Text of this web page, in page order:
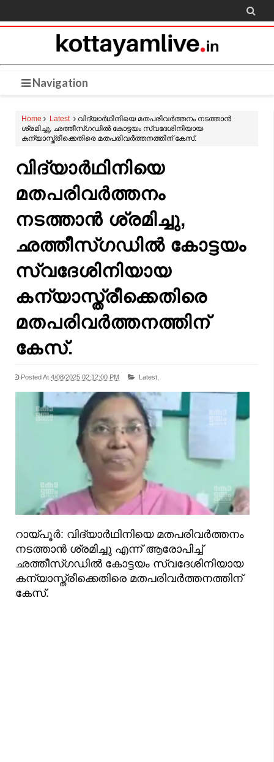

Navigation
Home Latest
വിദ്യാർഥിനിയെ മതപരിവര്‍ത്തനം നടത്താന്‍
ശ്രമിച്ചു, ഛത്തീസ്ഗഡിൽ കോട്ടയം സ്വദേശിനിയായ
കന്യാസ്ത്രീക്കെതിരെ മതപരിവര്‍ത്തനത്തിന് കേസ്.
വിദ്യാർഥിനിയെ
മതപരിവര്‍ത്തനം
നടത്താന്‍ ശ്രമിച്ചു,
ഛത്തീസ്ഗഡിൽ കോട്ടയം
സ്വദേശിനിയായ
കന്യാസ്ത്രീക്കെതിരെ
മതപരിവര്‍ത്തനത്തിന്
കേസ്.
Posted At 4/08/2025 02:12:00 PM Latest,
റായ്പൂർ: വിദ്യാർഥിനിയെ മതപരിവര്‍ത്തനം
നടത്താന്‍ ശ്രമിച്ചു എന്ന് ആരോപിച്ച്
ഛത്തീസ്ഗഡിൽ കോട്ടയം സ്വദേശിനിയായ
കന്യാസ്ത്രീക്കെതിരെ മതപരിവര്‍ത്തനത്തിന്
കേസ്.